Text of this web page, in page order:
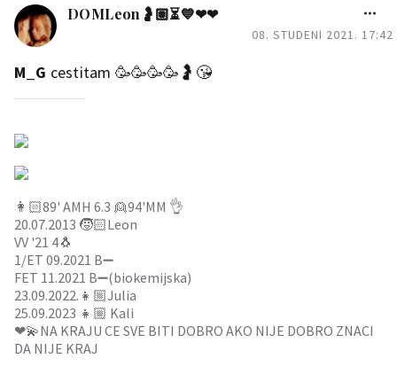
DOMLeon🤰🏽⏳💙❤❤
08. STUDENI 2021. 17:42
M_G cestitam 🥳🥳🥳🥳🤰😘
👩🏻89' AMH 6.3 👱94'MM 👌
20.07.2013 🧒🏻Leon
VV '21 4🐧
1/ET 09.2021 B➖
FET 11.2021 B➖(biokemijska)
23.09.2022.👧🏼Julia
25.09.2023 👧🏼 Kali
❤💫NA KRAJU CE SVE BITI DOBRO AKO NIJE DOBRO ZNACI
DA NIJE KRAJ